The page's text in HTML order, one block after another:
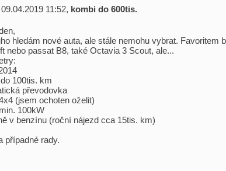
11:52, kombi do 600tis.
hledám nové auta, ale stále nemohu vybrat. Favoritem
nebo passat B8, také Octavia 3 Scout, ale...
100tis. km
převodovka
(jsem ochoten oželit)
100kW
v benzínu (roční nájezd cca 15tis. km)
případné rady.